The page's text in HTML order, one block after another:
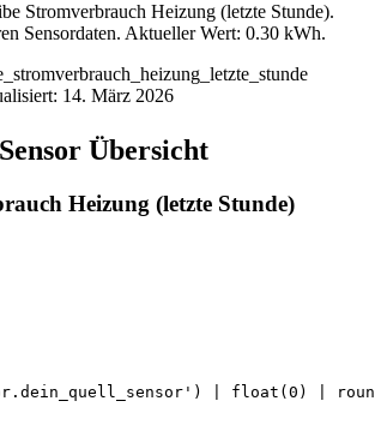
Stromverbrauch Heizung (letzte Stunde).
Sensordaten. Aktueller Wert: 0.30 kWh.
14. März 2026
Übersicht
Heizung (letzte Stunde)
| float(0) |